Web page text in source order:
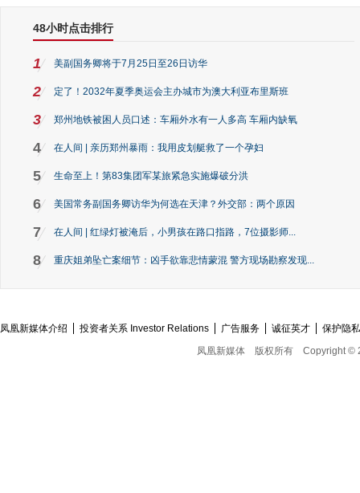
48小时点击排行
1 美副国务卿将于7月25日至26日访华
2 定了！2032年夏季奥运会主办城市为澳大利亚布里斯班
3 郑州地铁被困人员口述：车厢外水有一人多高 车厢内缺氧
4 在人间 | 亲历郑州暴雨：我用皮划艇救了一个孕妇
5 生命至上！第83集团军某旅紧急实施爆破分洪
6 美国常务副国务卿访华为何选在天津？外交部：两个原因
7 在人间 | 红绿灯被淹后，小男孩在路口指路，7位摄影师...
8 重庆姐弟坠亡案细节：凶手欲靠悲情蒙混 警方现场勘察发现...
凤凰新媒体介绍 投资者关系 Investor Relations 广告服务 诚征英才
保护隐
凤凰新媒体
版权所有 Copyright ©